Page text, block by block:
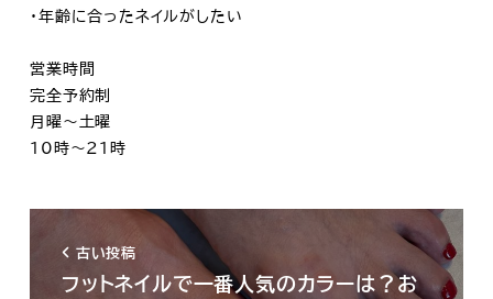
・年齢に合ったネイルがしたい
営業時間
完全予約制
月曜～土曜
10時～21時
古い投稿
フットネイルで一番人気のカラーは？お